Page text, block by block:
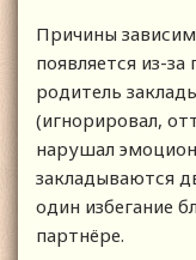
Причины
появляется из-
родитель
(игнорировал,
нарушал
закладываются
один избегание
партнёре.